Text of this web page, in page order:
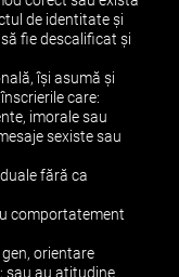
de identitate și
fie descalificat şi
își asumă și
care:
imorale sau
sexiste sau
fără ca
comportatement
orientare
sau au atitudine